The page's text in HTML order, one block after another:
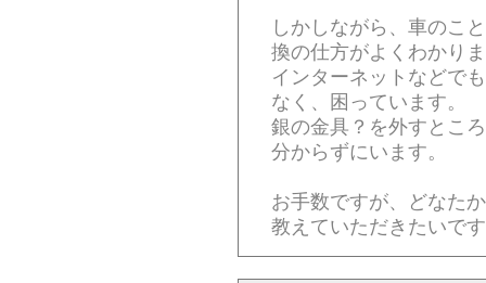
しかしながら、車のこ
換の仕方がよくわかり
インターネットなどで
なく、困っています。
銀の金具？を外すとこ
分からずにいます。
お手数ですが、どなた
教えていただきたいで